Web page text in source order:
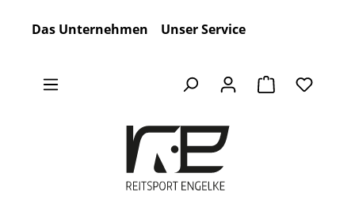
Das Unternehmen Unser Service
Warenkorb